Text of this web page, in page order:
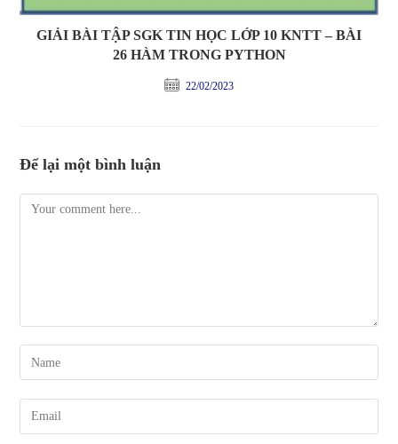
GIẢI BÀI TẬP SGK TIN HỌC LỚP 10 KNTT – BÀI
26 HÀM TRONG PYTHON
22/02/2023
Để lại một bình luận
Comment
your
name
Enter
your